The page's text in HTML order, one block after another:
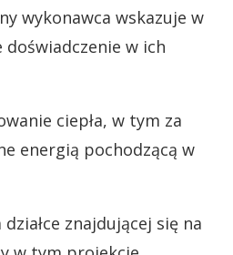
wykonawca wskazuje w
doświadczenie w ich
ciepła, w tym za
energią pochodzącą w
znajdującej się na